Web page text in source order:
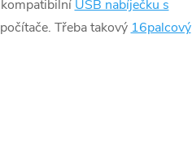
USB nabíječku s
Třeba takový 16palcový